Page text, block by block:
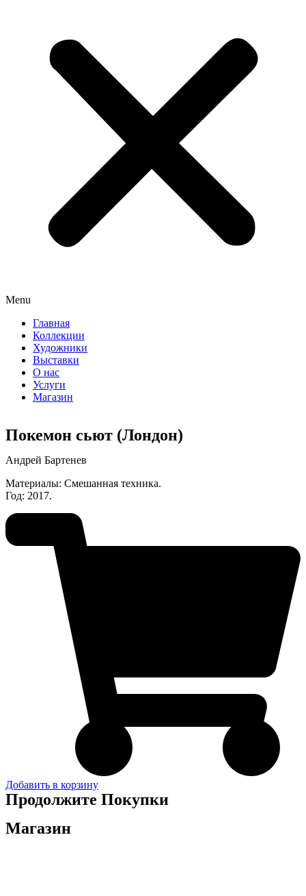
Menu
Главная
Коллекции
Художники
Выставки
О нас
Услуги
Магазин
Покемон сьют (Лондон)
Андрей Бартенев
Материалы: Смешанная техника.
Год: 2017.
Добавить в корзину
Продолжите Покупки
Магазин